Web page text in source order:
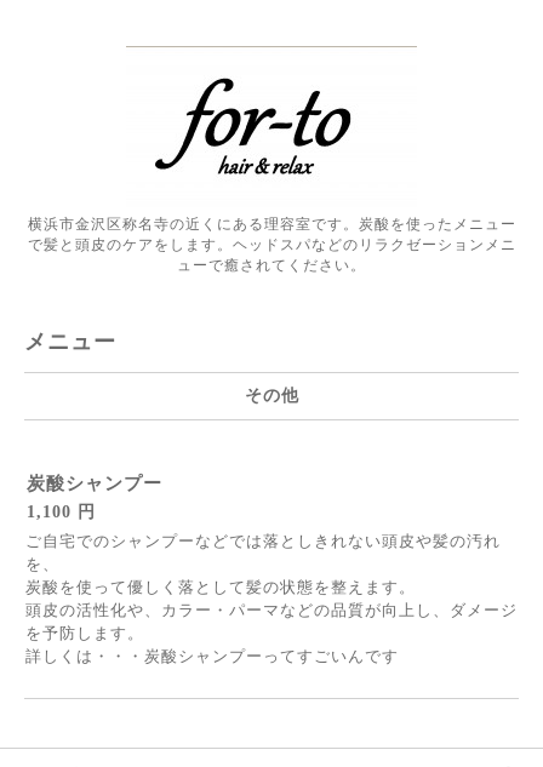
横浜市金沢区称名寺の近くにある理容室です。炭酸を使ったメニュー
で髪と頭皮のケアをします。ヘッドスパなどのリラクゼーションメニ
ューで癒されてください。
メニュー
その他
炭酸シャンプー
1,100 円
ご自宅でのシャンプーなどでは落としきれない頭皮や髪の汚れ
を、
炭酸を使って優しく落として髪の状態を整えます。
頭皮の活性化や、カラー・パーマなどの品質が向上し、ダメージ
を予防します。
詳しくは・・・ 炭酸シャンプーってすごいんです